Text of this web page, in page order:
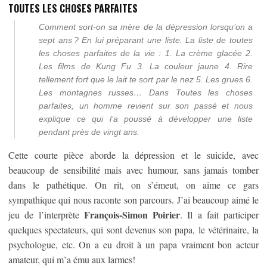
TOUTES LES CHOSES PARFAITES
Comment sort-on sa mère de la dépression lorsqu’on a
sept ans ? En lui préparant une liste. La liste de toutes
les choses parfaites de la vie : 1. La crème glacée 2.
Les films de Kung Fu 3. La couleur jaune 4. Rire
tellement fort que le lait te sort par le nez 5. Les grues 6.
Les montagnes russes… Dans Toutes les choses
parfaites, un homme revient sur son passé et nous
explique ce qui l’a poussé à développer une liste
pendant près de vingt ans.
Cette courte pièce aborde la dépression et le suicide, avec
beaucoup de sensibilité mais avec humour, sans jamais tomber
dans le pathétique. On rit, on s’émeut, on aime ce gars
sympathique qui nous raconte son parcours. J’ai beaucoup aimé le
jeu de l’interprète François-Simon Poirier. Il a fait participer
quelques spectateurs, qui sont devenus son papa, le vétérinaire, la
psychologue, etc. On a eu droit à un papa vraiment bon acteur
amateur, qui m’a ému aux larmes!